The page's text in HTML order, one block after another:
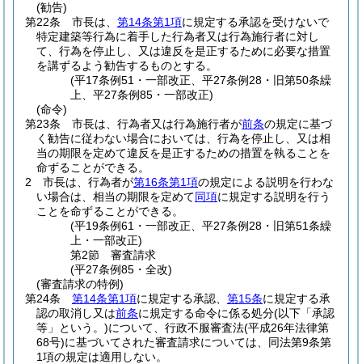
(勧告)
第22条
市長は、 第14条第1項に規定する承認を受けないで
特定建築等行為に着手した行為者又は行為施行者に対し
て、行為を停止し、又は違反を是正するために必要な措置
を講ずるよう勧告するものとする。
(平17条例51・一部改正、平27条例28・旧第50条繰
上、平27条例85・一部改正)
(命令)
第23条
市長は、行為者又は行為施行者が前条の規定に基づ
く勧告に従わない場合においては、行為を停止し、又は相
当の期限を定めて違反を是正するための措置を執ることを
命ずることができる。
2
市長は、行為者が第16条第1項の規定による説明を行わな
い場合は、相当の期限を定めて同項に規定する説明を行う
ことを命ずることができる。
(平19条例61・一部改正、平27条例28・旧第51条繰
上・一部改正)
第2節
審査請求
(平27条例85・全改)
(審査請求の特例)
第24条
第14条第1項に規定する承認、 第15条に規定する承
認の取消し又は前条に規定する命令に係る処分(以下「承認
等」という。)について、行政不服審査法(平成26年法律第
68号)に基づいてされた審査請求については、同法第9条第
1項の規定は適用しない。